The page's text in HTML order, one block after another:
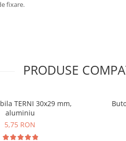
fixare.
PRODUSE
TERNI 30x29 mm,
aluminiu
5,75 RON